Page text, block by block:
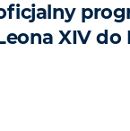
XIV do